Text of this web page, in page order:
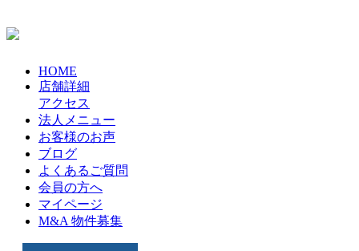
HOME
店舗詳細
アクセス
法人メニュー
お客様のお声
ブログ
よくあるご質問
会員の方へ
マイページ
M&A 物件募集